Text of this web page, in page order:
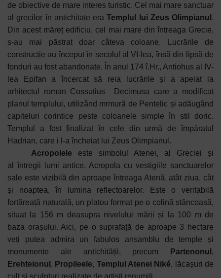
de obiective de mare interes turistic. Cel mai mare sanctuar
al grecilor în antichitate eraTemplul lui Zeus Olimpianul .
Din acest măreț edificiu, cel mai mare din întreaga Grecie,
s-au mai păstrat doar câteva coloane. Lucrările de
construcție au început în secolul al VI-lea, însă din lipsă de
fonduri au fost abandonate. În anul 174 î.Hr., Antiohus al IV-
lea Epifan a încercat să reia lucrările și a apelat la
arhitectul roman Cossutius Decimusa care a modificat
planul templului, utilizând mrmură de Pentelic și adăugând
capiteluri corintice peste coloanele simple în stil doric.
Templul a fost finalizat în cele din urmă de împăratul
Hadrian, care i l-a încheiat lui Zeus Olimpianul.
Acropolele este simbolul Atenei, al Greciei și
al întregii lumi antice. Acropola cu vestigiile sanctuarelor
sale este vizibilă din aproape întreaga Atenă, atât ziua, cât
și noaptea, în lumina reflectoarelor. Este o veritabilă
fortăreață naturală, un platou format pe o colină stâncoasă,
situat la 156 m deasupra nivelului mării și la 100 m de
baza orașului. Aici, pe o suprafață de aproape 3 hectare
veți putea admira un fabulos ansamblu de temple și
monumente ale antichității, precum Partenonul ,
Erehteionul , Propileele, Templul Atenei Niké, lăcașuri de
cult și sculpturi realizate de artiști renumiți.